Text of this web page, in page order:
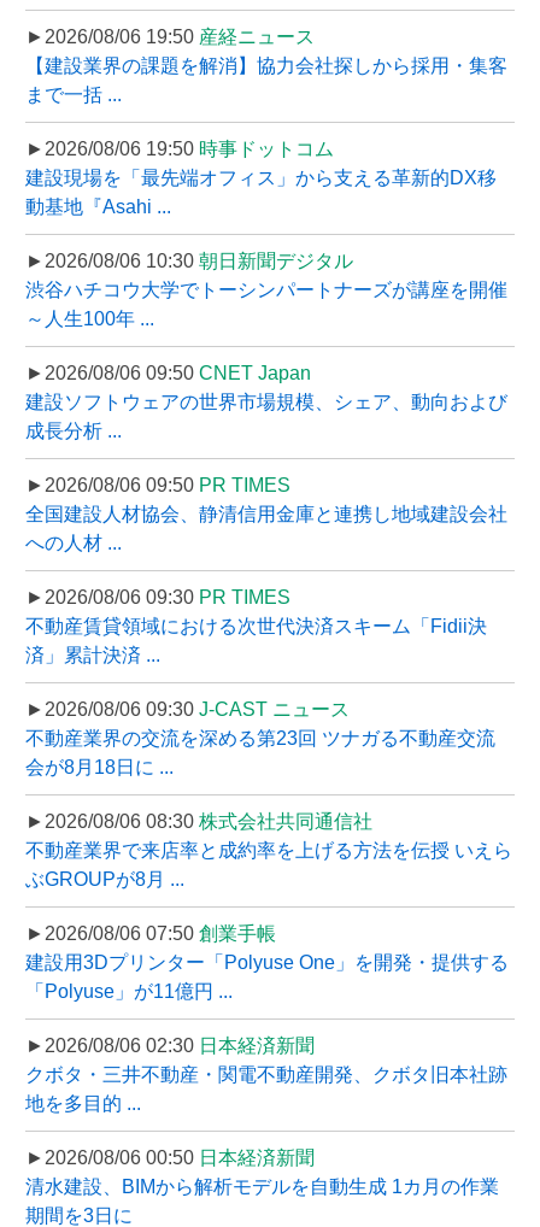
►2026/08/06 19:50 産経ニュース
【建設業界の課題を解消】協力会社探しから採用・集客
まで一括 ...
►2026/08/06 19:50 時事ドットコム
建設現場を「最先端オフィス」から支える革新的DX移
動基地『Asahi ...
►2026/08/06 10:30 朝日新聞デジタル
渋谷ハチコウ大学でトーシンパートナーズが講座を開催
～人生100年 ...
►2026/08/06 09:50 CNET Japan
建設ソフトウェアの世界市場規模、シェア、動向および
成長分析 ...
►2026/08/06 09:50 PR TIMES
全国建設人材協会、静清信用金庫と連携し地域建設会社
への人材 ...
►2026/08/06 09:30 PR TIMES
不動産賃貸領域における次世代決済スキーム「Fidii決
済」累計決済 ...
►2026/08/06 09:30 J-CAST ニュース
不動産業界の交流を深める第23回 ツナガる不動産交流
会が8月18日に ...
►2026/08/06 08:30 株式会社共同通信社
不動産業界で来店率と成約率を上げる方法を伝授 いえら
ぶGROUPが8月 ...
►2026/08/06 07:50 創業手帳
建設用3Dプリンター「Polyuse One」を開発・提供する
「Polyuse」が11億円 ...
►2026/08/06 02:30 日本経済新聞
クボタ・三井不動産・関電不動産開発、クボタ旧本社跡
地を多目的 ...
►2026/08/06 00:50 日本経済新聞
清水建設、BIMから解析モデルを自動生成 1カ月の作業
期間を3日に